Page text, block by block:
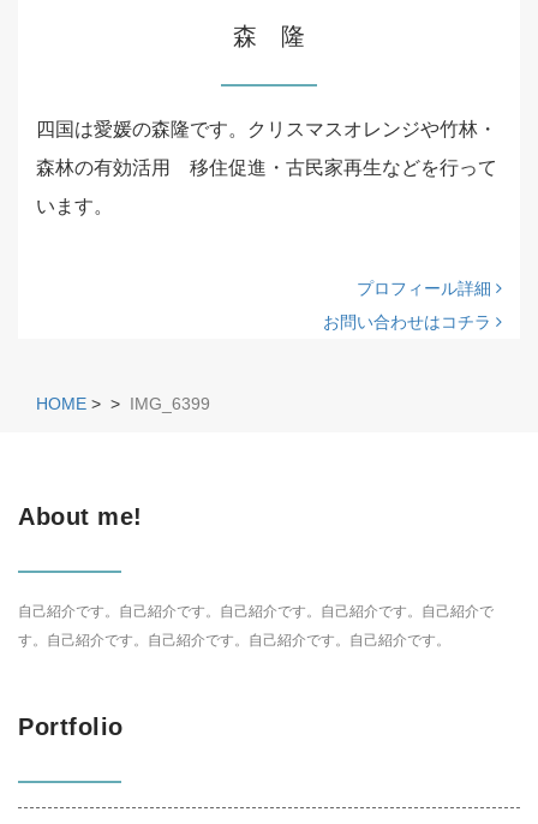
森 隆
四国は愛媛の森隆です。クリスマスオレンジや竹林・
森林の有効活用 移住促進・古民家再生などを行って
います。
プロフィール詳細
お問い合わせはコチラ
HOME > > IMG_6399
About me!
自己紹介です。自己紹介です。自己紹介です。自己紹介です。自己紹介で
す。自己紹介です。自己紹介です。自己紹介です。自己紹介です。
Portfolio